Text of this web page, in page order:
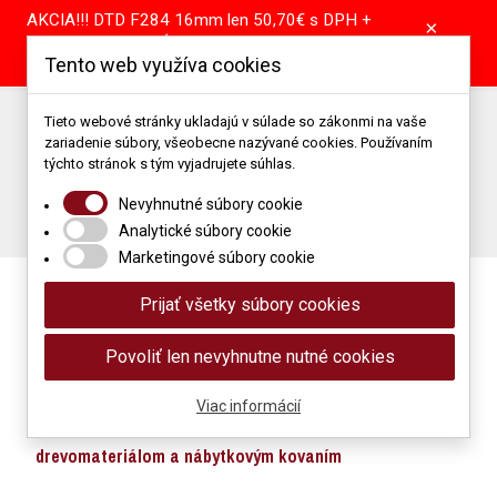
×
AKCIA!!! DTD F284 16mm len 50,70€ s DPH +
pílenie tabule GRÁTIS! DTD A907 16mm len
39,55€ s DPH + pílenie tabule GRÁTIS!
Predajňa: +421 904 867 344 | +421 37 64 25 101
Porez: +421 905 514 679
Podlahové štúdio: +421 907 866 118
Napíšte nám: obchod@mimidrevomaterial.sk
Porez materiálu
drevomateriálom a nábytkovým kovaním
Tento web využíva cookies
Tieto webové stránky ukladajú v súlade so zákonmi na vaše
zariadenie súbory, všeobecne nazývané cookies. Používaním
týchto stránok s tým vyjadrujete súhlas.
Nevyhnutné súbory cookie
Analytické súbory cookie
Marketingové súbory cookie
Prijať všetky súbory cookies
Povoliť len nevyhnutne nutné cookies
Viac informácií